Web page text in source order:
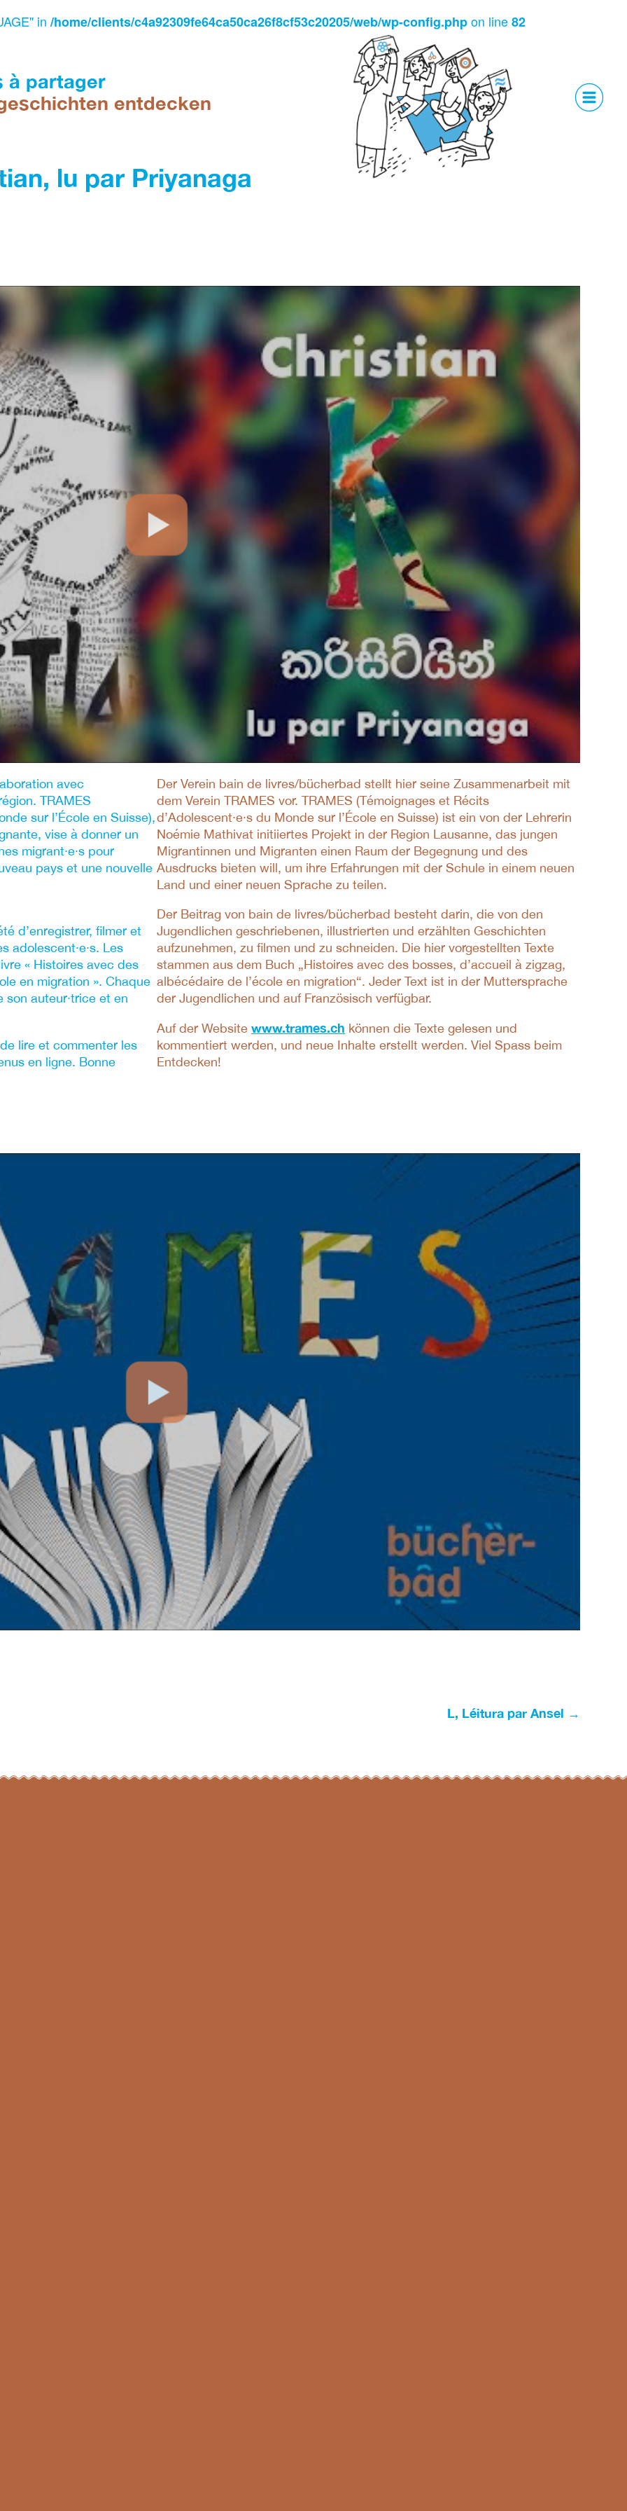
in /home/clients/c4a92309fe64ca50ca26f8cf53c20205/web/wp-config.phpon line82
à partager
entdecken
lu par Priyanaga
avec
TRAMES
sur l’École en Suisse),
vise à donner un
migrant·e·s pour
pays et une nouvelle
d’enregistrer, filmer et
adolescent·e·s. Les
« Histoires avec des
en migration ». Chaque
auteur·trice et en
lire et commenter les
en ligne. Bonne
Der Verein bain de livres/bücherbad stellt hier seine Zusammenarbeit mit
dem Verein TRAMES vor. TRAMES (Témoignages et Récits
d’Adolescent∙e∙s du Monde sur l’École en Suisse) ist ein von der Lehrerin
Noémie Mathivat initiiertes Projekt in der Region Lausanne, das jungen
Migrantinnen und Migranten einen Raum der Begegnung und des
Ausdrucks bieten will, um ihre Erfahrungen mit der Schule in einem neuen
Land und einer neuen Sprache zu teilen.
Der Beitrag von bain de livres/bücherbad besteht darin, die von den
Jugendlichen geschriebenen, illustrierten und erzählten Geschichten
aufzunehmen, zu filmen und zu schneiden. Die hier vorgestellten Texte
stammen aus dem Buch „Histoires avec des bosses, d’accueil à zigzag,
albécédaire de l’école en migration“. Jeder Text ist in der Muttersprache
der Jugendlichen und auf Französisch verfügbar.
Auf der Website www.trames.ch können die Texte gelesen und
kommentiert werden, und neue Inhalte erstellt werden. Viel Spass beim
Entdecken!
L, Léitura par Ansel →